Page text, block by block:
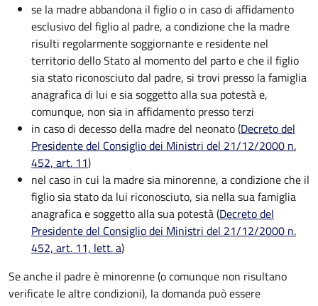
se la madre abbandona il figlio o in caso di affidamento
esclusivo del figlio al padre, a condizione che la madre
risulti regolarmente soggiornante e residente nel
territorio dello Stato al momento del parto e che il figlio
sia stato riconosciuto dal padre, si trovi presso la famiglia
anagrafica di lui e sia soggetto alla sua potestà e,
comunque, non sia in affidamento presso terzi
in caso di decesso della madre del neonato (Decreto del
Presidente del Consiglio dei Ministri del 21/12/2000 n.
452, art. 11)
nel caso in cui la madre sia minorenne, a condizione che il
figlio sia stato da lui riconosciuto, sia nella sua famiglia
anagrafica e soggetto alla sua potestà (Decreto del
Presidente del Consiglio dei Ministri del 21/12/2000 n.
452, art. 11, lett. a)
Se anche il padre è minorenne (o comunque non risultano
verificate le altre condizioni), la domanda può essere